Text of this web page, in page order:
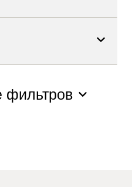
фильтров